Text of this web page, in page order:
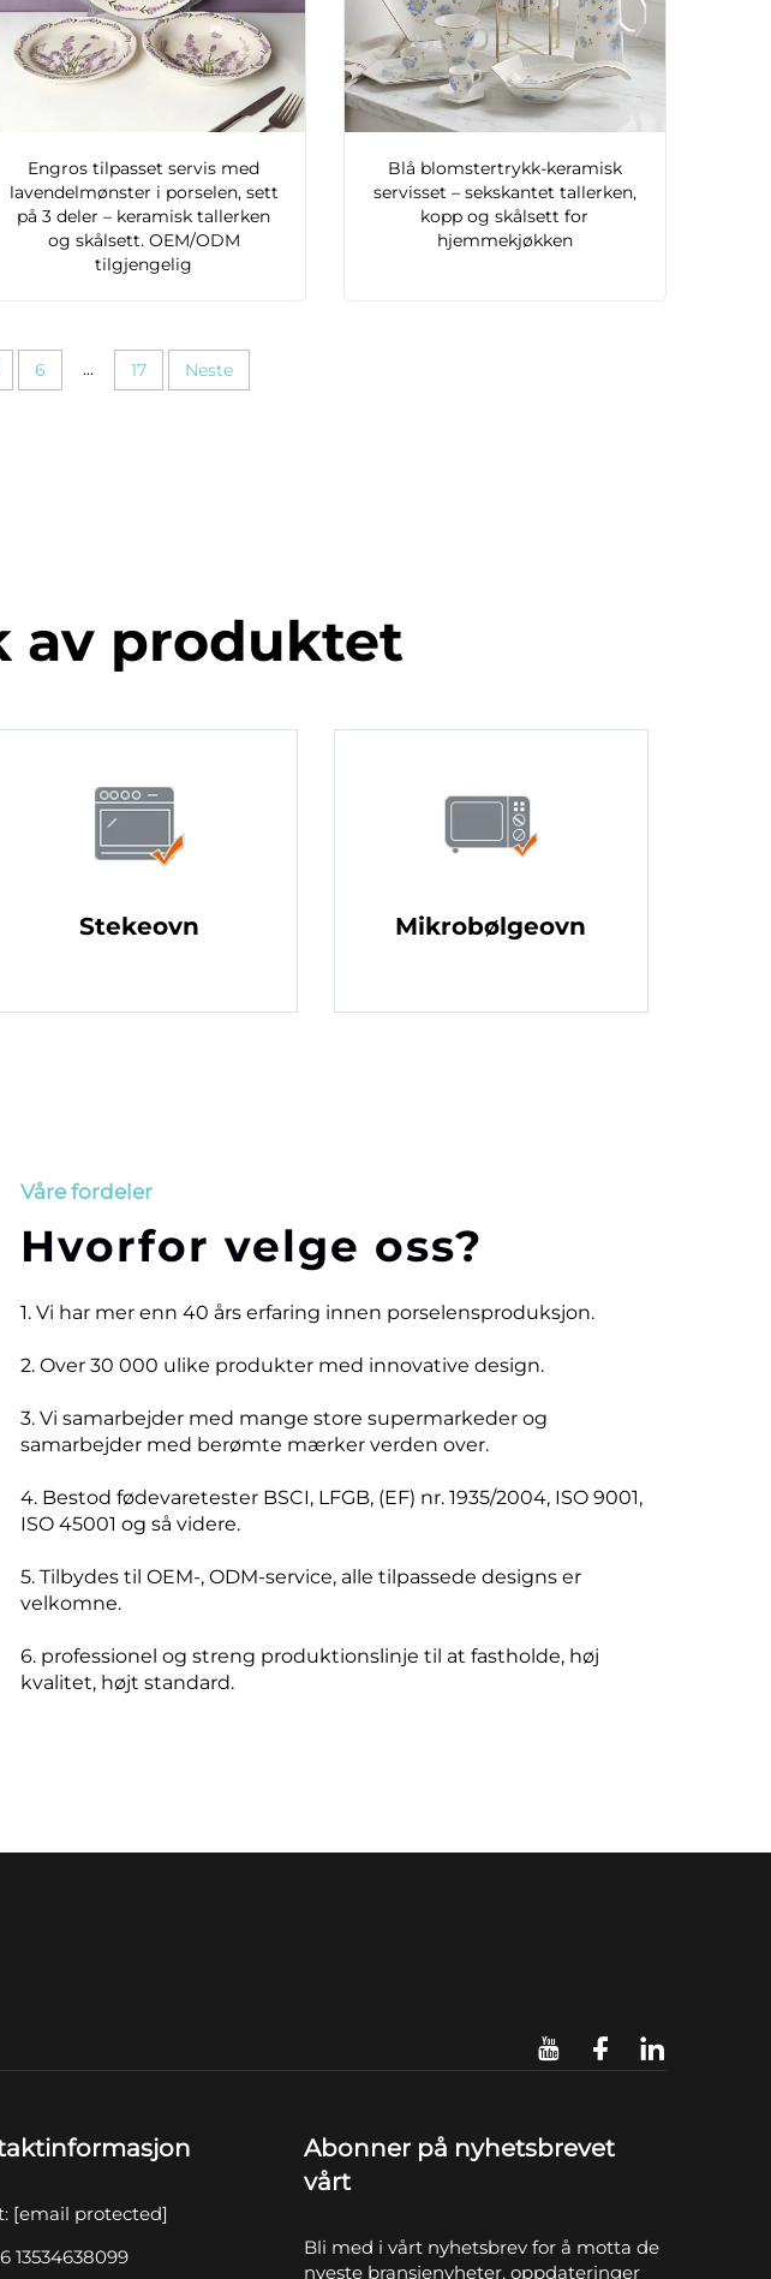
Engros tilpasset servis med
lavendelmønster i porselen, sett
på 3 deler – keramisk tallerken
og skålsett. OEM/ODM
tilgjengelig
Blå blomstertrykk-keramisk
servisset – sekskantet tallerken,
kopp og skålsett for
hjemmekjøkken
6 ... 17 Neste
av produktet
Stekeovn Mikrobølgeovn
Våre fordeler
Hvorfor velge oss?
1. Vi har mer enn 40 års erfaring innen porselensproduksjon.
2. Over 30 000 ulike produkter med innovative design.
3. Vi samarbejder med mange store supermarkeder og
samarbejder med berømte mærker verden over.
4. Bestod fødevaretester BSCI, LFGB, (EF) nr. 1935/2004, ISO 9001,
ISO 45001 og så videre.
5. Tilbydes til OEM-, ODM-service, alle tilpassede designs er
velkomne.
6. professionel og streng produktionslinje til at fastholde, høj
kvalitet, højt standard.
[email protected]
13534638099
Abonner på nyhetsbrevet
vårt
Bli med i vårt nyhetsbrev for å motta de
nyeste bransjenyheter, oppdateringer